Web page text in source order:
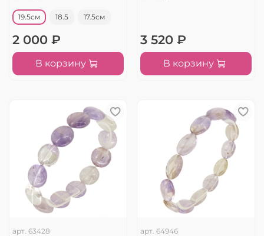
19.5см 18.5 17.5см
2 000 ₽
В корзину
3 520 ₽
В корзину
арт. 63428 арт. 64946